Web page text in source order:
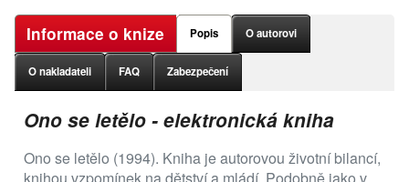
Informace o knize Popis O autorovi
O nakladateli FAQ Zabezpečení
Ono se letělo - elektronická kniha
Ono se letělo (1994). Kniha je autorovou životní bilancí,